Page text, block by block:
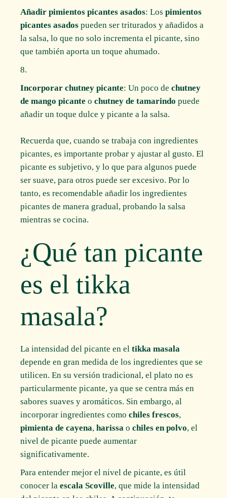
Añadir pimientos picantes asados: Lospimientos
picantes asados pueden ser triturados y añadidos a
la salsa, lo que no solo incrementa el picante, sino
que también aporta un toque ahumado.
Incorporar chutney picante: Un poco dechutney
de mango picante ochutney de tamarindo puede
añadir un toque dulce y picante a la salsa.
Recuerda que, cuando se trabaja con ingredientes
picantes, es importante probar y ajustar al gusto. El
picante es subjetivo, y lo que para algunos puede
ser suave, para otros puede ser excesivo. Por lo
tanto, es recomendable añadir los ingredientes
picantes de manera gradual, probando la salsa
mientras se cocina.
¿Qué tan picante
es el tikka
masala?
La intensidad del picante en eltikka masala
depende en gran medida de los ingredientes que se
utilicen. En su versión tradicional, el plato no es
particularmente picante, ya que se centra más en
sabores suaves y aromáticos. Sin embargo, al
incorporar ingredientes comochiles frescos,
pimienta de cayena,harissa ochiles en polvo, el
nivel de picante puede aumentar
significativamente.
Para entender mejor el nivel de picante, es útil
conocer laescala Scoville, que mide la intensidad